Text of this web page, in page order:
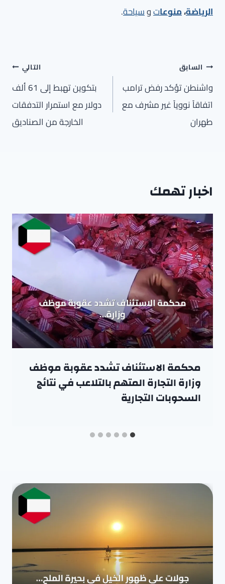
الرياضة،منوعاتوسياحة.
تصفّح
المقالات
السابق
واشنطن تؤكد رفض ترامب
اتفاقاً نووياً غير مشرف مع
طهران
التالي
بتكوين تهبط إلى 61 ألف
دولار مع استمرار التدفقات
الخارجة من الصناديق
اخبار تهمك
محكمة الاستئناف تشدد عقوبة موظف
وزارة التجارة المتهم بالتلاعب في نتائج
السحوبات التجارية